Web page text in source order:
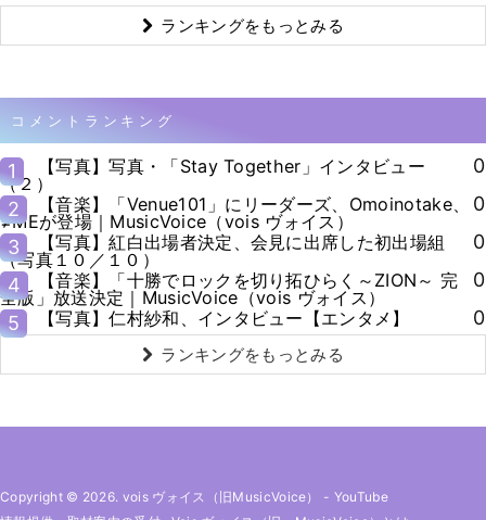
ランキングをもっとみる
コメントランキング
1
【写真】写真・「Stay Together」インタビュー
（２）
0
2
【音楽】「Venue101」にリーダーズ、Omoinotake、
≠MEが登場｜MusicVoice（vois ヴォイス）
0
3
【写真】紅白出場者決定、会見に出席した初出場組
（写真１０／１０）
0
4
【音楽】「十勝でロックを切り拓ひらく～ZION～ 完
全版」放送決定｜MusicVoice（vois ヴォイス）
0
5
【写真】仁村紗和、インタビュー【エンタメ】 0
ランキングをもっとみる
Copyright © 2026. vois ヴォイス（旧MusicVoice） - YouTube